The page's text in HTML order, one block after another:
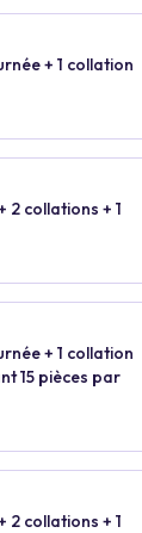
+ 1 collation
2 collations + 1
+ 1 collation
15 pièces par
2 collations + 1